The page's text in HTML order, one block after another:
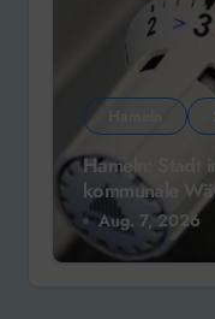
Hameln: Stadt
kommunale
Aug. 7, 2026